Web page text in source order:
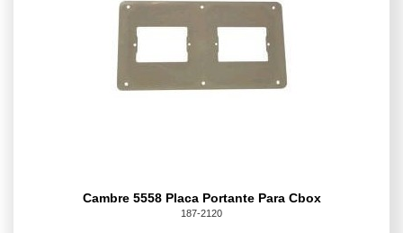
Cambre 5558 Placa Portante Para Cbox
187-2120